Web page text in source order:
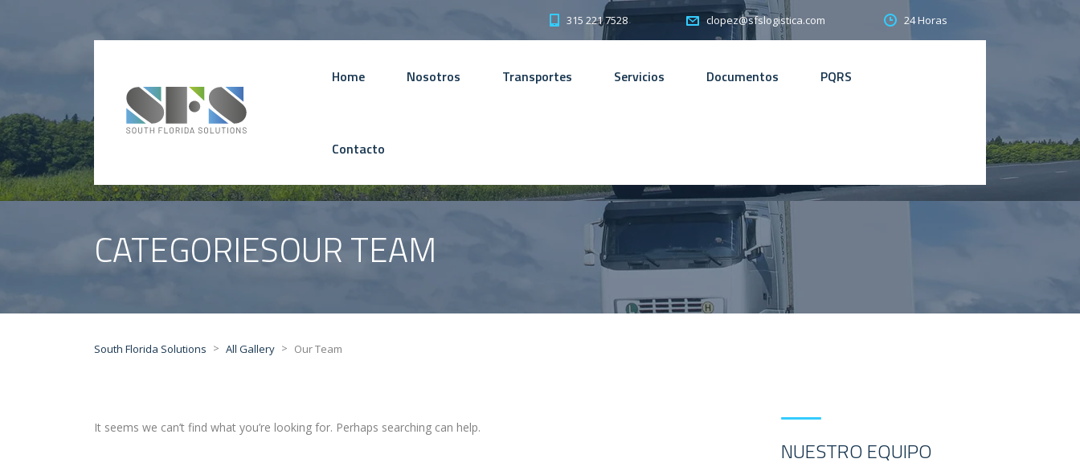
315 221 7528 clopez@sfslogistica.com 24 Horas
Home Nosotros Transportes Servicios Documentos PQRS
Contacto
CATEGORIESOUR TEAM
South Florida Solutions > All Gallery > Our Team
It seems we can’t find what you’re looking for. Perhaps searching can help.
NUESTRO EQUIPO